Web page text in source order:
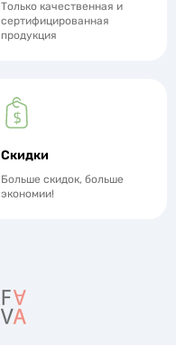
Только качественная и
сертифицированная
продукция
Скидки
Больше скидок, больше
экономии!